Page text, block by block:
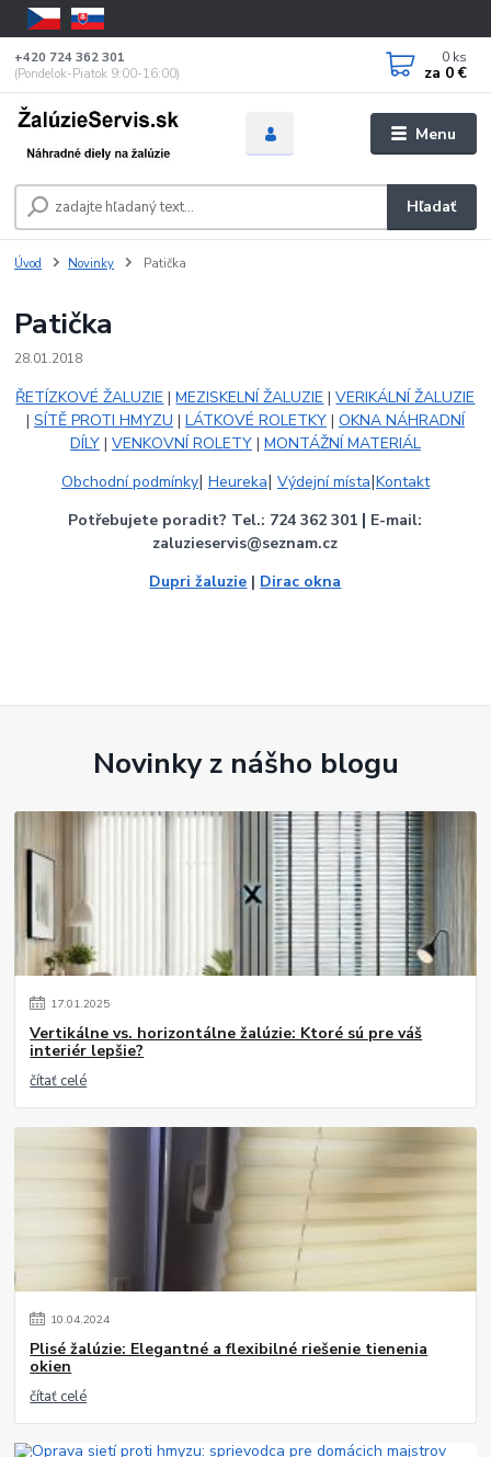
Menu
Hľadať
+420 724 362 301
(Pondelok-Piatok 9:00-16:00)
0 ks
za 0 €
Úvod Novinky Patička
Patička
28.01.2018
ŘETÍZKOVÉ ŽALUZIE |MEZISKELNÍ ŽALUZIE |VERIKÁLNÍ ŽALUZIE
| SÍTĚ PROTI HMYZU | LÁTKOVÉ ROLETKY| OKNA NÁHRADNÍ
DÍLY| VENKOVNÍ ROLETY| MONTÁŽNÍ MATERIÁL
Obchodní podmínky| Heureka| Výdejní místa|Kontakt
Potřebujete poradit? Tel.: 724 362 301 | E-mail:
zaluzieservis@seznam.cz
Dupri žaluzie | Dirac okna
Novinky z nášho blogu
17.01.2025
Vertikálne vs. horizontálne žalúzie: Ktoré sú pre váš
interiér lepšie?
čítať celé
10.04.2024
Plisé žalúzie: Elegantné a flexibilné riešenie tienenia
okien
čítať celé